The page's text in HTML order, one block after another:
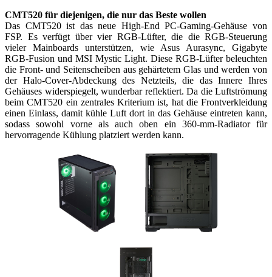
CMT520 für diejenigen, die nur das Beste wollen
Das CMT520 ist das neue High-End PC-Gaming-Gehäuse von
FSP. Es verfügt über vier RGB-Lüfter, die die RGB-Steuerung
vieler Mainboards unterstützen, wie Asus Aurasync, Gigabyte
RGB-Fusion und MSI Mystic Light. Diese RGB-Lüfter beleuchten
die Front- und Seitenscheiben aus gehärtetem Glas und werden von
der Halo-Cover-Abdeckung des Netzteils, die das Innere Ihres
Gehäuses widerspiegelt, wunderbar reflektiert. Da die Luftströmung
beim CMT520 ein zentrales Kriterium ist, hat die Frontverkleidung
einen Einlass, damit kühle Luft dort in das Gehäuse eintreten kann,
sodass sowohl vorne als auch oben ein 360-mm-Radiator für
hervorragende Kühlung platziert werden kann.